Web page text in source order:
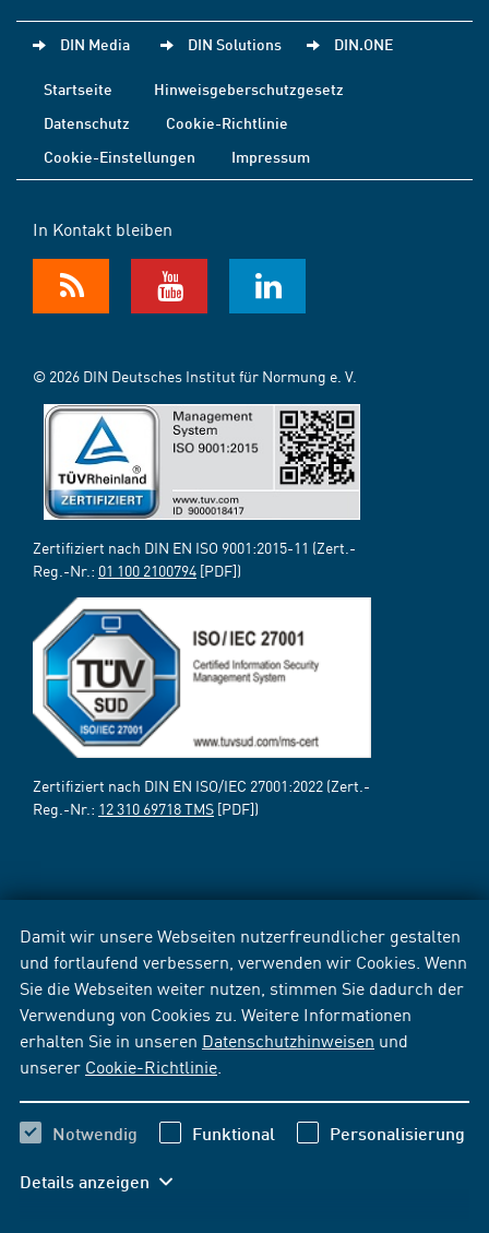
Damit wir unsere Webseiten nutzerfreundlicher gestalten
und fortlaufend verbessern, verwenden wir Cookies. Wenn
Sie die Webseiten weiter nutzen, stimmen Sie dadurch der
Verwendung von Cookies zu. Weitere Informationen
erhalten Sie in unseren Datenschutzhinweisen und
unserer Cookie-Richtlinie
Notwendig Funktional Personalisierung
Details anzeigen
DIN Media DIN Solutions DIN.ONE
Startseite
Hinweisgeberschutzgesetz
Datenschutz
Cookie-Richtlinie
Cookie-Einstellungen
Impressum
In Kontakt bleiben
© 2026 DIN Deutsches Institut für Normung e. V.
Zertifiziert nach DIN EN ISO 9001:2015-11 (Zert.-
Reg.-Nr.: 01 100 2100794 [PDF])
Zertifiziert nach DIN EN ISO/IEC 27001:2022 (Zert.-
Reg.-Nr.: 12 310 69718 TMS [PDF])